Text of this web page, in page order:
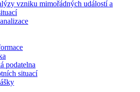
vzniku mimořádných událostí a
podatelna
situací